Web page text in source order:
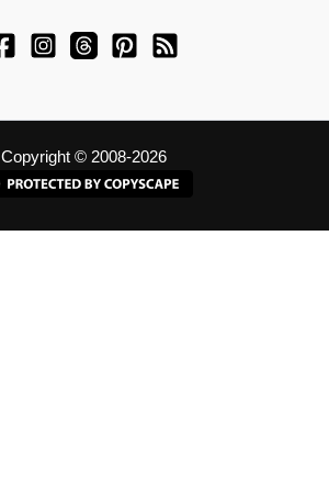
Copyright © 2008-2026